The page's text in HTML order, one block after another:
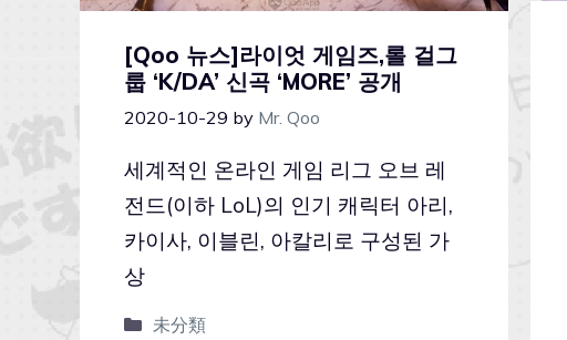
[Qoo 뉴스]라이엇 게임즈,롤 걸그
룹 ‘K/DA’ 신곡 ‘MORE’ 공개
2020-10-29 by Mr. Qoo
세계적인 온라인 게임 리그 오브 레
전드(이하 LoL)의 인기 캐릭터 아리,
카이사, 이블린, 아칼리로 구성된 가
상
未分類